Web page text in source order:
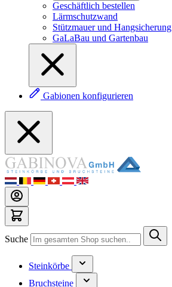
Geschäftlich bestellen
Lärmschutzwand
Stützmauer und Hangsicherung
GaLaBau und Gartenbau
Gabionen konfigurieren
Suche
Steinkörbe
Bruchsteine